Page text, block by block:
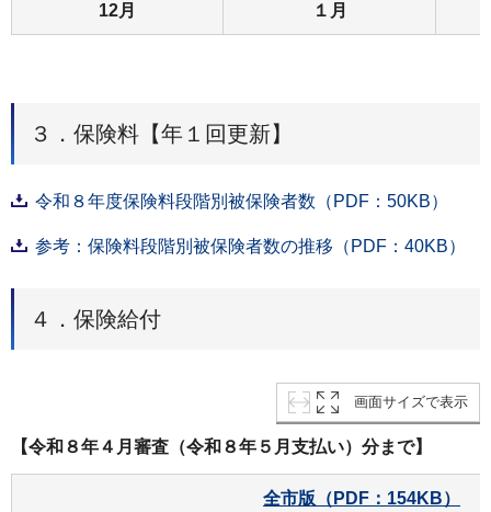
12月 １月
３．保険料【年１回更新】
令和８年度保険料段階別被保険者数（PDF：50KB）
参考：保険料段階別被保険者数の推移（PDF：40KB）
４．保険給付
画面サイズで表示
【令和８年４月審査（令和８年５月支払い）分まで】
全市版（PDF：154KB）